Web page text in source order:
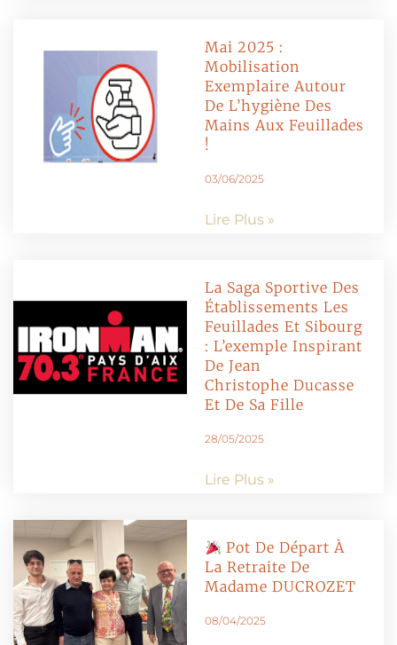
Mai 2025 :
Mobilisation
Exemplaire Autour
De L’hygiène Des
Mains Aux Feuillades
!
03/06/2025
Lire Plus »
La Saga Sportive Des
Établissements Les
Feuillades Et Sibourg
: L’exemple Inspirant
De Jean
Christophe Ducasse
Et De Sa Fille
28/05/2025
Lire Plus »
Pot De Départ À
La Retraite De
Madame DUCROZET
08/04/2025